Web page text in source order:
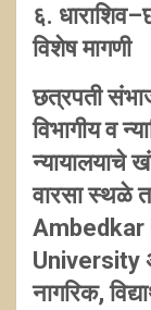
६. धाराशिव
विशेष मागणी
छत्रपती
विभागीय व
न्यायालयाचे
वारसा स्थळे
Ambedkar
University
नागरिक,